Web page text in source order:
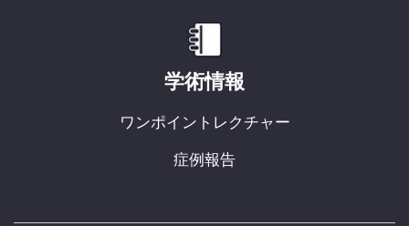
学術情報
ワンポイントレクチャー
症例報告